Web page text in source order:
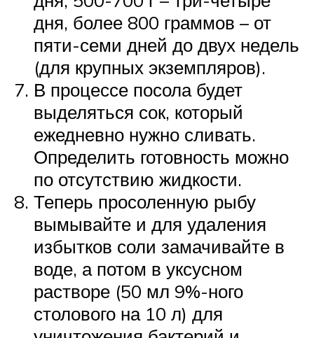
дня, более 800 граммов – от
пяти-семи дней до двух недель
(для крупных экземпляров).
В процессе посола будет
выделяться сок, который
ежедневно нужно сливать.
Определить готовность можно
по отсутствию жидкости.
Теперь просоленную рыбу
вымывайте и для удаления
избытков соли замачивайте в
воде, а потом в уксусном
растворе (50 мл 9%-ного
столового на 10 л) для